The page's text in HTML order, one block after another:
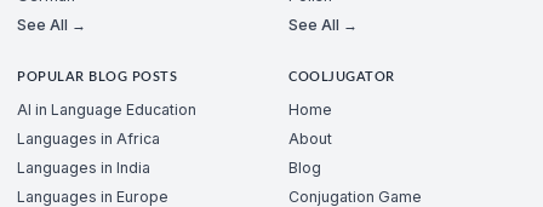
See All →
See All →
POPULAR BLOG POSTS
AI in Language Education
Languages in Africa
Languages in India
Languages in Europe
COOLJUGATOR
Home
About
Blog
Conjugation Game